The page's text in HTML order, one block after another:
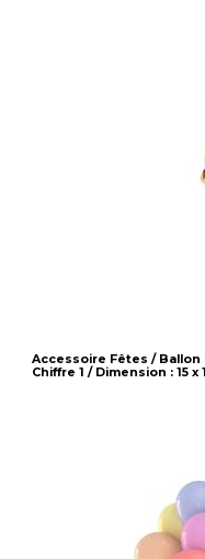
Accessoire Fêtes /
Chiffre 1 / Dimension : 15 x